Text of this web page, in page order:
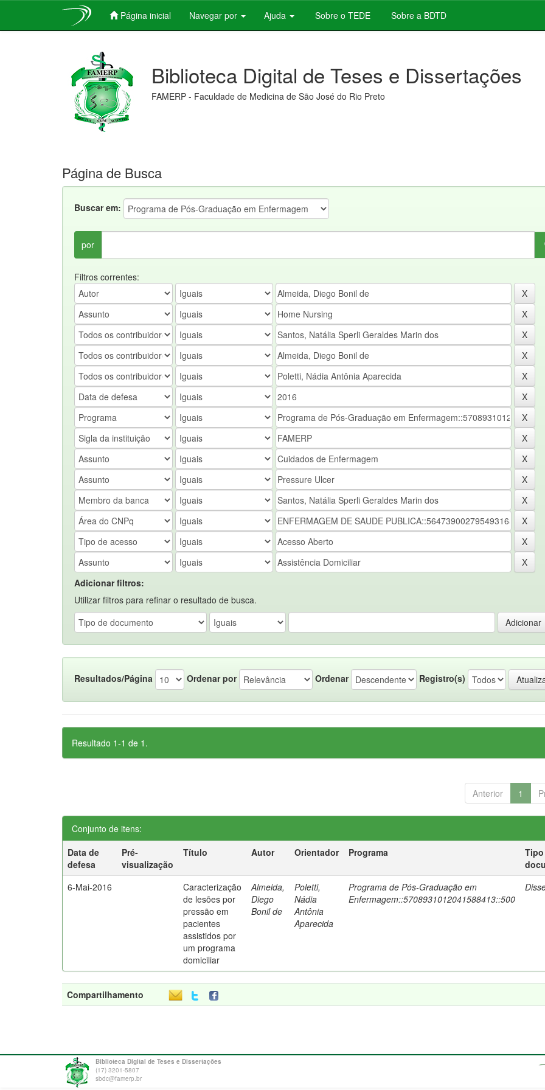
Página inicial Navegar por Ajuda Sobre o TEDE Sobre a BDTD
Biblioteca Digital de Teses e Dissertações
FAMERP - Faculdade de Medicina de São José do Rio Preto
Página de Busca
Buscar em:
por
Filtros correntes:
Adicionar filtros:
Utilizar filtros para refinar o resultado de busca.
Resultados/Página Ordenar por Ordenar Registro(s)
Resultado 1-1 de 1.
Anterior 1
Conjunto de itens:
Data de
defesa
Pré-
visualização
Título Autor Orientador Programa
6-Mai-2016
Caracterização
de lesões por
pressão em
pacientes
assistidos por
um programa
domiciliar
Almeida,
Diego
Bonil de
Poletti,
Nádia
Antônia
Aparecida
Programa de Pós-Graduação em
Enfermagem::5708931012041588413::500
Compartilhamento
Biblioteca Digital de Teses e Dissertações
(17) 3201-5807
sbdc@famerp.br